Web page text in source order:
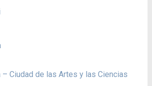
– Ciudad de las Artes y las Ciencias